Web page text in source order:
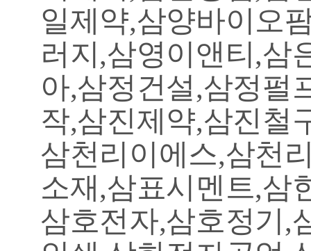
일제약,삼양바이오
러지,삼영이앤티,삼
아,삼정건설,삼정펄
작,삼진제약,삼진철
삼천리이에스,삼천
소재,삼표시멘트,삼
삼호전자,삼호정기,